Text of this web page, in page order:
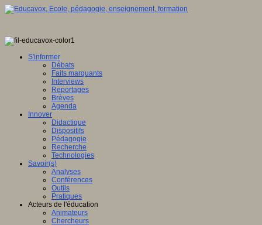
S'informer
Débats
Faits marquants
Interviews
Reportages
Brèves
Agenda
Innover
Didactique
Dispositifs
Pédagogie
Recherche
Technologies
Savoir(s)
Analyses
Conférences
Outils
Pratiques
Acteurs de l'éducation
Animateurs
Chercheurs